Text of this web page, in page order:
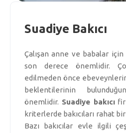
Suadiye Bakıcı
Çalışan anne ve babalar için
son derece önemlidir.
edilmeden önce
beklentilerinin
önemlidir. Suadiye bakıcı
kriterlerde bakıcıları rahat
Bazı bakıcılar evle ilgili